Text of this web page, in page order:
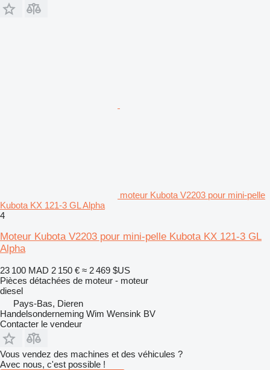
moteur Kubota V2203 pour mini-pelle
Kubota KX 121-3 GL Alpha
4
Moteur Kubota V2203 pour mini-pelle Kubota KX 121-3 GL
Alpha
23 100 MAD 2 150 € ≈ 2 469 $US
Pièces détachées de moteur - moteur
diesel
Pays-Bas, Dieren
Handelsonderneming Wim Wensink BV
Contacter le vendeur
Vous vendez des machines et des véhicules ?
Avec nous, c'est possible !